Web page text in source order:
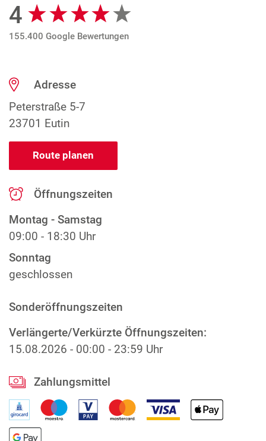
Google Bewertungen
4
155.400 Google Bewertungen
Adresse
Peterstraße 5-7
23701 Eutin
Route planen
Öffnungszeiten
Montag - Samstag
09:00 - 18:30 Uhr
Sonntag
geschlossen
Sonderöffnungszeiten
Verlängerte/Verkürzte Öffnungszeiten:
15.08.2026 - 00:00 - 23:59 Uhr
Zahlungsmittel